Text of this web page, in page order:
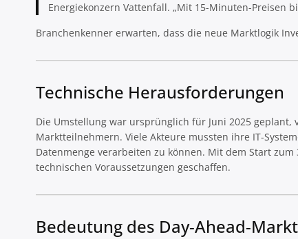
Energiekonzern Vattenfall. „Mit 15-Minuten-Preisen
Branchenkenner erwarten, dass die neue Marktlogik
Technische Herausforderungen
Die Umstellung war ursprünglich für Juni 2025
Marktteilnehmern. Viele Akteure mussten ihre IT-
Datenmenge verarbeiten zu können. Mit dem Start
technischen Voraussetzungen geschaffen.
Bedeutung des Day-Ahead-